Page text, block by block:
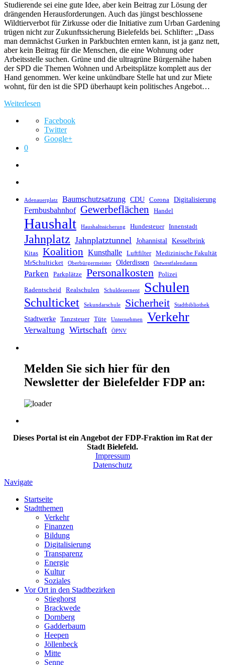
Studierende sei eine gute Idee, aber kein Beitrag zur Lösung der
drängenden Herausforderungen. Auch das jüngst beschlossene
Wildtierverbot für Zirkusse oder die Initiative zum Urban Gardening
trügen nicht zur Zukunftssicherung Bielefelds bei. Schlifter: „Dass
man demnächst Gurken in Parkbuchten ernten kann, ist ja ganz nett,
aber kein Beitrag für die Menschen, die eine Wohnung oder
Arbeitsstelle suchen. Grüne und die ultragrüne Bürgernähe haben
der SPD die Themen Wohnen und Arbeitsplätze komplett aus der
Hand genommen. Wer keine unkündbare Stelle hat und zur Miete
wohnt, für den ist die SPD überhaupt kein politisches Angebot…
Weiterlesen
Facebook
Twitter
Google+
0
Adenauerplatz Baumschutzsatzung CDU Corona Digitalisierung
Fernbusbahnhof Gewerbeflächen Handel
Haushalt Haushaltssicherung Hundesteuer Innenstadt
Jahnplatz Jahnplatztunnel Johannistal Kesselbrink
Kitas Koalition Kunsthalle Luftfilter
Medizinische Fakultät
MrSchulticket
Oberbürgermeister Olderdissen Ostwestfalendamm
Parken Parkplätze Personalkosten Polizei
Radentscheid Realschulen Schuldezernent Schulen
Schulticket Sekundarschule Sicherheit Stadtbibliothek
Stadtwerke Tanzsteuer Tüte Unternehmen Verkehr
Verwaltung Wirtschaft ÖPNV
Melden Sie sich hier für den
Newsletter der Bielefelder FDP an:
Dieses Portal ist ein Angebot der FDP-Fraktion im Rat der
Stadt Bielefeld.
Impressum
Datenschutz
Navigate
Startseite
Stadtthemen
Verkehr
Finanzen
Bildung
Digitalisierung
Transparenz
Energie
Kultur
Soziales
Vor Ort in den Stadtbezirken
Stieghorst
Brackwede
Dornberg
Gadderbaum
Heepen
Jöllenbeck
Mitte
Senne